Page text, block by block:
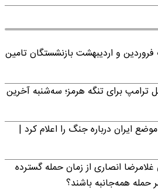
و اردیبهشت بازنشستگان تامین
برای تنگه هرمز؛ سه‌شنبه آخرین
ایران درباره جنگ را اعلام کرد |
انصاری از زمان حمله گسترده
حمله همه‌جانبه باشند؟